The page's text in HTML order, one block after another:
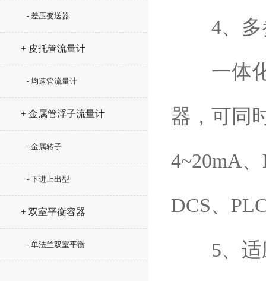
- 差压变送器
+ 皮托管流量计
- 均速管流量计
+ 金属管浮子流量计
- 金属转子
- 下进上出型
+ 双室平衡容器
- 单法兰双室平衡
4、多
一体化
器，可同
4~20mA
DCS、
5、适